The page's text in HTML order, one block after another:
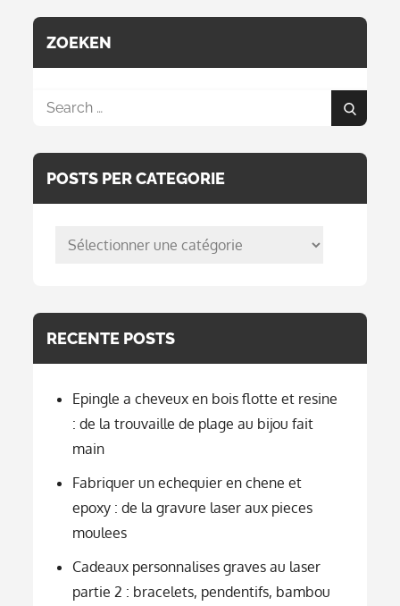
ZOEKEN
Search
Search
POSTS PER CATEGORIE
posts
RECENTE POSTS
Epingle a cheveux en bois flotte et resine
: de la trouvaille de plage au bijou fait
main
Fabriquer un echequier en chene et
epoxy : de la gravure laser aux pieces
moulees
Cadeaux personnalises graves au laser
partie 2 : bracelets, pendentifs, bambou